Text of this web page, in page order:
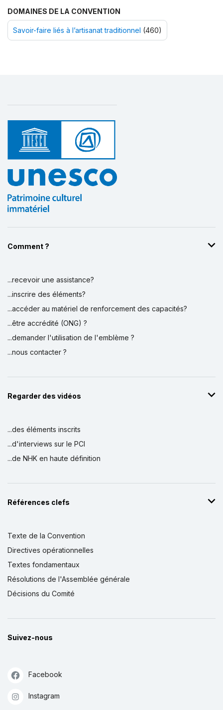
DOMAINES DE LA CONVENTION
Savoir-faire liés à l’artisanat traditionnel (460)
Comment ?
...recevoir une assistance?
...inscrire des éléments?
...accéder au matériel de renforcement des capacités?
...être accrédité (ONG) ?
...demander l'utilisation de l'emblème ?
...nous contacter ?
Regarder des vidéos
...des éléments inscrits
...d'interviews sur le PCI
...de NHK en haute définition
Références clefs
Texte de la Convention
Directives opérationnelles
Textes fondamentaux
Résolutions de l'Assemblée générale
Décisions du Comité
Suivez-nous
Facebook
Instagram